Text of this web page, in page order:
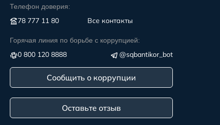
Телефон доверия:
78 777 11 80 Все контакты
Горячая линия по борьбе с коррупцией:
0 800 120 8888 @sqbantikor_bot
Сообщить о коррупции
Оставьте отзыв